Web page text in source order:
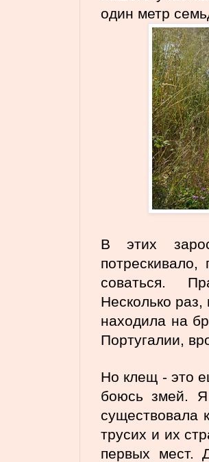
один метр
В этих
соваться.
Несколько
находила на
Португалии,
Но клещ - это
боюсь змей.
существовала
трусих и их
первых мест.